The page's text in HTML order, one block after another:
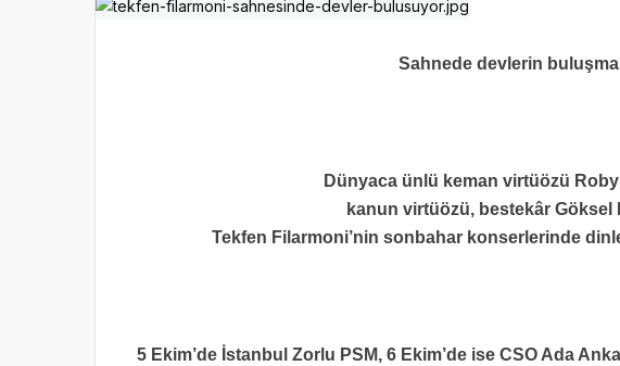
Sahnede devlerin
Dünyaca ünlü keman virtüözü
kanun virtüözü, bestekâr Göksel
Tekfen Filarmoni’nin sonbahar konserlerinde
5 Ekim’de İstanbul Zorlu PSM, 6 Ekim’de ise CSO Ada